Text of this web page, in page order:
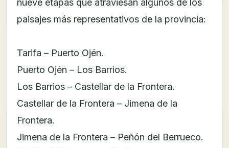
nueve etapas que atraviesan algunos de los
paisajes más representativos de la provincia:
Tarifa – Puerto Ojén.
Puerto Ojén – Los Barrios.
Los Barrios – Castellar de la Frontera.
Castellar de la Frontera – Jimena de la
Frontera.
Jimena de la Frontera – Peñón del Berrueco.